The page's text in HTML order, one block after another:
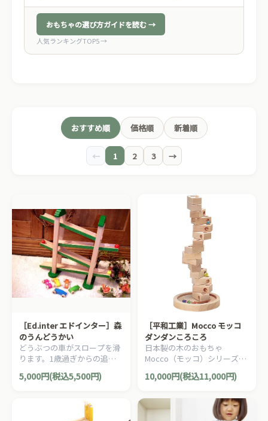
おもちゃの選び方ガイドを読む →
人気ランキングTOP5 →
おすすめ順 価格順 新着順
← 1 2 3 →
［Ed.inter エドインター］森
のうんどうかい
どうぶつの車がスロープを滑
ります。1歳過ぎからの追視
の訓練に最適の、繰り返しの
木製おもちゃです。
5,000円(税込5,500円)
［平和工業］Mocco モッコ
ダンダンころころ
日本製の木のおもちゃ
Mocco（モッコ）シリーズ。
お子さまの創造性を育むユニ
ークな木製スロープトイ/ビー
10,000円(税込11,000円)